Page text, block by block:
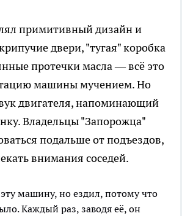
примитивный дизайн и
двери, "тугая" коробка
протечки масла — всё это
машины мучением. Но
двигателя, напоминающий
Владельцы "Запорожца"
подальше от подъездов,
внимания соседей.
машину, но ездил, потому что
Каждый раз, заводя её, он